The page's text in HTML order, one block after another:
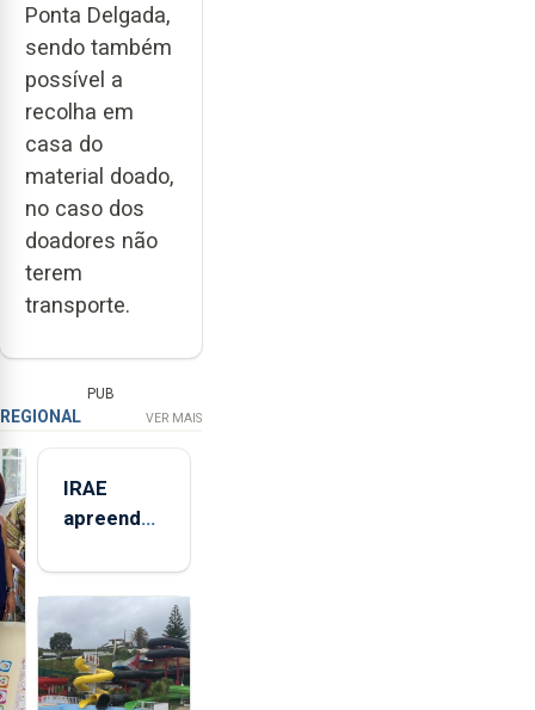
Ponta Delgada,
sendo também
possível a
recolha em
casa do
material doado,
no caso dos
doadores não
terem
transporte.
PUB
REGIONAL VER MAIS
IRAE
apreendeu
toneladas
de
alimentos
entre
2021 e